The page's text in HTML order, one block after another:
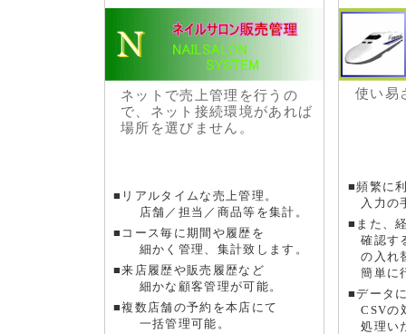
ネットで売上管理を行うの
で、ネット接続環境があれば
場所を選びません。
■リアルタイムな売上管理 。
店舗／担当／商品等を集計。
■コース毎に期間や履歴を
細かく管理、集計致します。
■来店履歴や販売履歴など
細かな顧客管理が可能。
■複数店舗の予約を本店にて
一括管理可能。
使い易
■頻繁に
入力の
■また、
確認す
の入れ
簡単に
■データ
CSVの
処理い